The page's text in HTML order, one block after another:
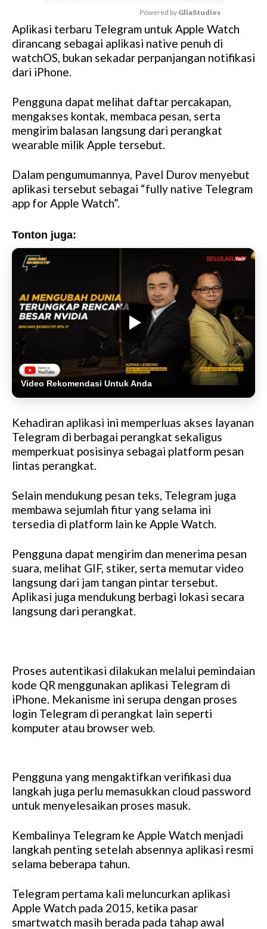
M
u
t
Powered by GliaStudios
Aplikasi terbaru Telegram untuk Apple Watch
dirancang sebagai aplikasi native penuh di
watchOS, bukan sekadar perpanjangan notifikasi
dari iPhone.
Pengguna dapat melihat daftar percakapan,
mengakses kontak, membaca pesan, serta
mengirim balasan langsung dari perangkat
wearable milik Apple tersebut.
Dalam pengumumannya, Pavel Durov menyebut
aplikasi tersebut sebagai “fully native Telegram
app for Apple Watch”.
Tonton juga:
Video Rekomendasi Untuk Anda
Kehadiran aplikasi ini memperluas akses layanan
Telegram di berbagai perangkat sekaligus
memperkuat posisinya sebagai platform pesan
lintas perangkat.
Selain mendukung pesan teks, Telegram juga
membawa sejumlah fitur yang selama ini
tersedia di platform lain ke Apple Watch.
Pengguna dapat mengirim dan menerima pesan
suara, melihat GIF, stiker, serta memutar video
langsung dari jam tangan pintar tersebut.
Aplikasi juga mendukung berbagi lokasi secara
langsung dari perangkat.
Proses autentikasi dilakukan melalui pemindaian
kode QR menggunakan aplikasi Telegram di
iPhone. Mekanisme ini serupa dengan proses
login Telegram di perangkat lain seperti
komputer atau browser web.
Pengguna yang mengaktifkan verifikasi dua
langkah juga perlu memasukkan cloud password
untuk menyelesaikan proses masuk.
Kembalinya Telegram ke Apple Watch menjadi
langkah penting setelah absennya aplikasi resmi
selama beberapa tahun.
Telegram pertama kali meluncurkan aplikasi
Apple Watch pada 2015, ketika pasar
smartwatch masih berada pada tahap awal